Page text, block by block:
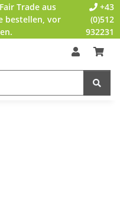
Trade aus
bestellen, vor
+43
(0)512
932231